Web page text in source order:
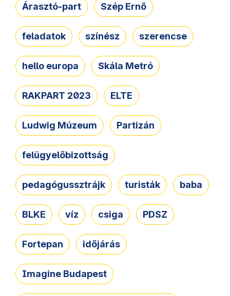
Árasztó-part Szép Ernő
feladatok színész szerencse
hello europa Skála Metró
RAKPART 2023 ELTE
Ludwig Múzeum Partizán
felügyelőbizottság
pedagógussztrájk turisták baba
BLKE víz csiga PDSZ
Fortepan időjárás
Imagine Budapest